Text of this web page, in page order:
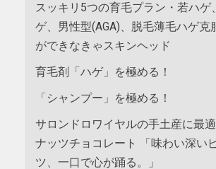
スッキリ5つの育毛プラン・若ハゲ
ゲ、男性型(AGA)、脱毛薄毛ハゲ克
ができなきゃスキンヘッド
育毛剤「ハゲ」を極める！
「シャンプー」を極める！
サロンドロワイヤルの手土産に最
ナッツチョコレート 「味わい深い
ツ、一口で心が踊る。」